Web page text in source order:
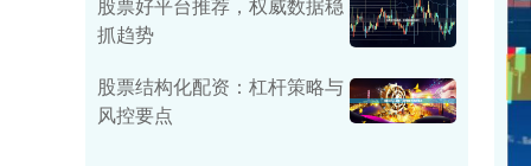
抓趋势
股票结构化配资：杠杆策略与
风控要点